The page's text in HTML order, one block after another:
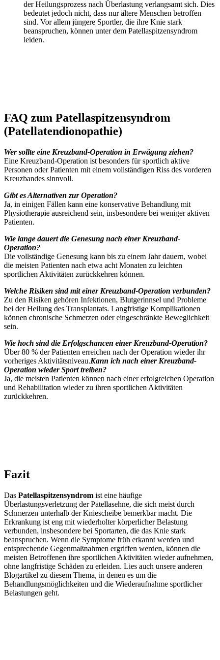
der Heilungsprozess nach Überlastung verlangsamt sich. Dies
bedeutet jedoch nicht, dass nur ältere Menschen betroffen
sind. Vor allem jüngere Sportler, die ihre Knie stark
beanspruchen, können unter dem Patellaspitzensyndrom
leiden.
FAQ zum Patellaspitzensyndrom
(Patellatendionopathie)
Wer sollte eine Kreuzband-Operation in Erwägung ziehen?
Eine Kreuzband-Operation ist besonders für sportlich aktive
Personen oder Patienten mit einem vollständigen Riss des vorderen
Kreuzbandes sinnvoll.
Gibt es Alternativen zur Operation?
Ja, in einigen Fällen kann eine konservative Behandlung mit
Physiotherapie ausreichend sein, insbesondere bei weniger aktiven
Patienten.
Wie lange dauert die Genesung nach einer Kreuzband-
Operation?
Die vollständige Genesung kann bis zu einem Jahr dauern, wobei
die meisten Patienten nach etwa acht Monaten zu leichten
sportlichen Aktivitäten zurückkehren können.
Welche Risiken sind mit einer Kreuzband-Operation verbunden?
Zu den Risiken gehören Infektionen, Blutgerinnsel und Probleme
bei der Heilung des Transplantats. Langfristige Komplikationen
können chronische Schmerzen oder eingeschränkte Beweglichkeit
sein.
Wie hoch sind die Erfolgschancen einer Kreuzband-Operation?
Über 80 % der Patienten erreichen nach der Operation wieder ihr
vorheriges Aktivitätsniveau.Kann ich nach einer Kreuzband-
Operation wieder Sport treiben?
Ja, die meisten Patienten können nach einer erfolgreichen Operation
und Rehabilitation wieder zu ihren sportlichen Aktivitäten
zurückkehren.
Fazit
Das Patellaspitzensyndrom ist eine häufige
Überlastungsverletzung der Patellasehne, die sich meist durch
Schmerzen unterhalb der Kniescheibe bemerkbar macht. Die
Erkrankung ist eng mit wiederholter körperlicher Belastung
verbunden, insbesondere bei Sportarten, die das Knie stark
beanspruchen. Wenn die Symptome früh erkannt werden und
entsprechende Gegenmaßnahmen ergriffen werden, können die
meisten Betroffenen ihre sportlichen Aktivitäten wieder aufnehmen,
ohne langfristige Schäden zu erleiden. Lies auch unsere anderen
Blogartikel zu diesem Thema, in denen es um die
Behandlungsmöglichkeiten und die Wiederaufnahme sportlicher
Belastungen geht.